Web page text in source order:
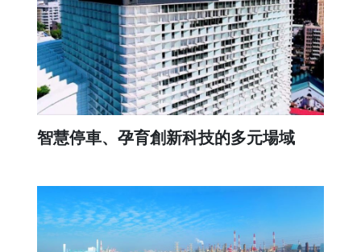
智慧停車、孕育創新科技的多元場域